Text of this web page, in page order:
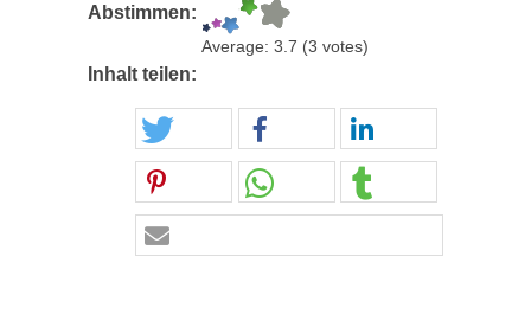
Abstimmen:
Average: 3.7 (3 votes)
Inhalt teilen: